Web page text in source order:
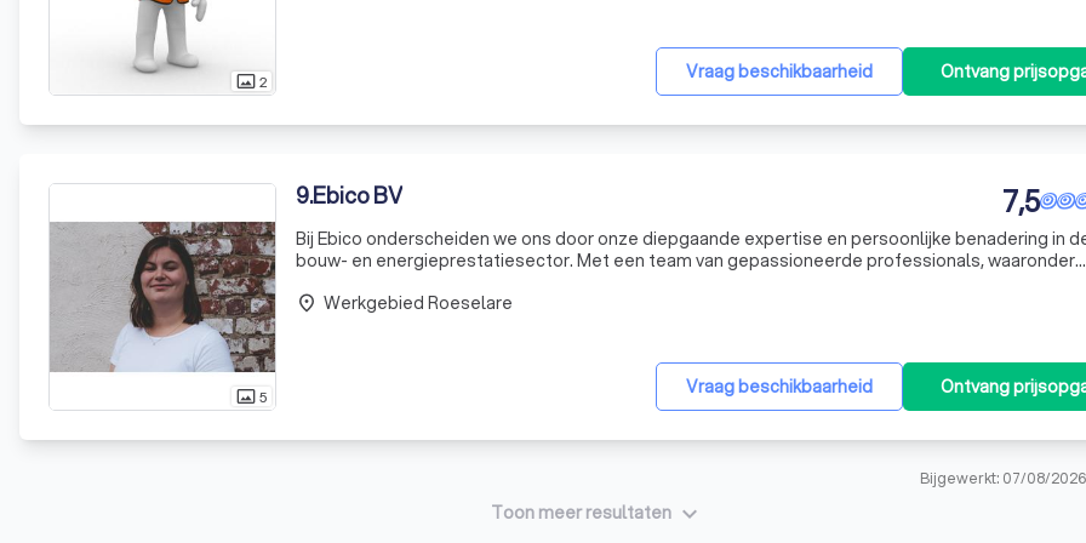
photo_size_select_actual2 Vraag beschikbaarheid Ontvang
photo_size_select_actual5
9.Ebico BV 7,5
Bij Ebico onderscheiden we ons door onze diepgaande expertise en persoonlijke benadering in
bouw- en energieprestatiesector. Met een team van gepassioneerde professionals, waaronder
voor het opti
Vraag beschikbaarheid Ontvang
place Werkgebied Roeselare
Bijgewerkt: 07/08/
Toon meer resultaten keyboard_arrow_down